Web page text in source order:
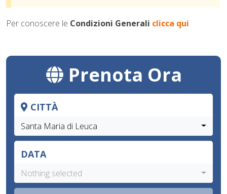
Per conoscere le Condizioni Generali clicca qui
Prenota Ora
CITTÀ
Santa Maria di Leuca
DATA
Nothing selected